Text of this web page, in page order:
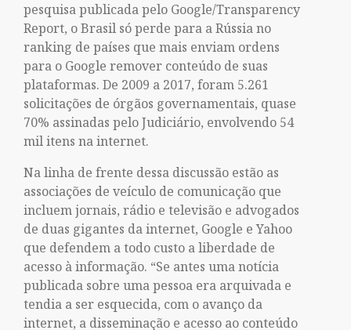
pesquisa publicada pelo Google/Transparency
Report, o Brasil só perde para a Rússia no
ranking de países que mais enviam ordens
para o Google remover conteúdo de suas
plataformas. De 2009 a 2017, foram 5.261
solicitações de órgãos governamentais, quase
70% assinadas pelo Judiciário, envolvendo 54
mil itens na internet.
Na linha de frente dessa discussão estão as
associações de veículo de comunicação que
incluem jornais, rádio e televisão e advogados
de duas gigantes da internet, Google e Yahoo
que defendem a todo custo a liberdade de
acesso à informação. “Se antes uma notícia
publicada sobre uma pessoa era arquivada e
tendia a ser esquecida, com o avanço da
internet, a disseminação e acesso ao conteúdo